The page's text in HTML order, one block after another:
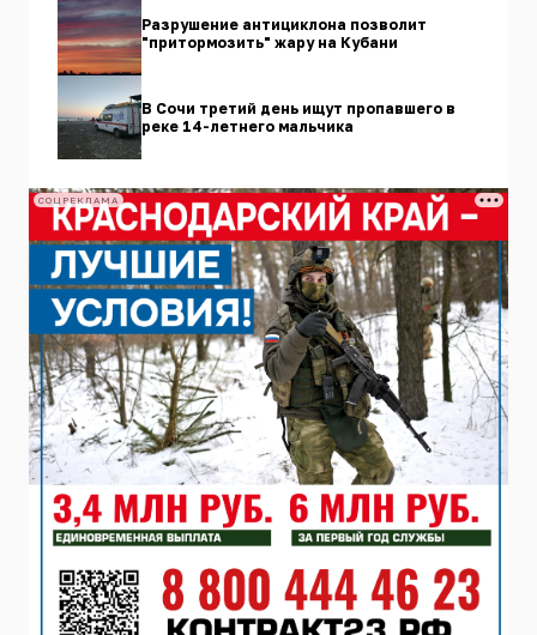
Разрушение антициклона позволит
"притормозить" жару на Кубани
В Сочи третий день ищут пропавшего в
реке 14-летнего мальчика
СОЦРЕКЛАМА